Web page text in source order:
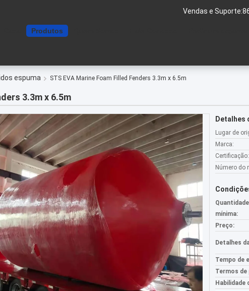
Vendas e Suporte:
Produtos
espuma STS EVA Marine Foam Filled Fenders 3.3m x 6.5m
3.3m x 6.5m
Detalhes
Lugar de
Marca:
Certificação:
Número do
mínima:
Preço:
Detalhes
Tempo de
Termos de
Habilidade